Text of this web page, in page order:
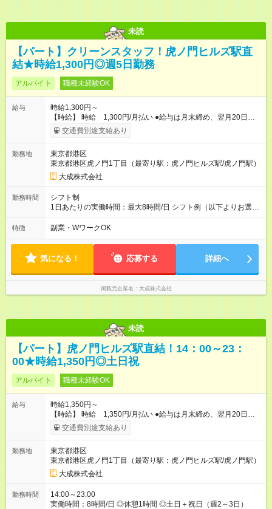
未読
【パート】クリーンスタッフ！虎ノ門ヒルズ駅直
結★時給1,300円◎週5日勤務
アルバイト 職種未経験OK
給与
時給1,300円～
【時給】 時給 1,300円/月払い ●給与は月末締め、翌月20日の
支払。 ●通勤手当は1ヶ月ごとに勤務日数に応じて実費精算。 ●
一番安いルートでの計算となります。 ※Ｗワークの方は、他社
象となります。 【試用期間】試用期間あり 試用期間の長さ：3
ヶ月 雇用形態、給与は本採用時と同じです。
交通費別途支給あり
勤務地
東京都港区
東京都港区虎ノ門1丁目（最寄り駅：虎ノ門ヒルズ駅/虎ノ門駅）
大成株式会社
勤務時間
シフト制
1日あたりの実働時間：最大8時間/日 シフト例（以下よりお選び
頂けます） (1)6：30～15：30（休憩1時間） (2)7：00～16：
00（休憩1時間） ◎月曜～金曜日（週5日）
特徴 副業・WワークOK
気になる！ 応募する 詳細へ
掲載元企業名 大成株式会社
未読
【パート】虎ノ門ヒルズ駅直結！14：00～23：
00★時給1,350円◎土日祝
アルバイト 職種未経験OK
給与
時給1,350円～
【時給】 時給 1,350円/月払い ●給与は月末締め、翌月20日の
支払。 ●通勤手当は1ヶ月ごとに勤務日数に応じて実費精算。 ●
一番安いルートでの計算となります。 ※Ｗワークの方は、他社
象となります。 【試用期間】試用期間あり 試用期間の長さ：3
ヶ月 雇用形態、給与は本採用時と同じです。
交通費別途支給あり
勤務地
東京都港区
東京都港区虎ノ門1丁目（最寄り駅：虎ノ門ヒルズ駅/虎ノ門駅）
大成株式会社
勤務時間
14:00～23:00
実働時間：8時間/日 ◎休憩1時間 ◎土日＋祝日（週2～3日）